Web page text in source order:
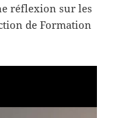
réflexion sur les
de Formation